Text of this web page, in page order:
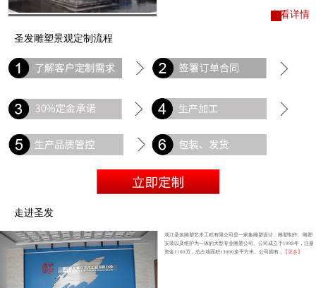
查看详情
圣发雕塑景观定制流程
走进圣发
浙江圣发雕塑艺术工程有限公司是一家集雕塑设计、雕塑制作、雕塑
安装以及维护为一体的大型专业雕塑公司。公司成立于1998年，注册
资金1100万，总占地面积13000多平方米。公司拥有...
【更多】